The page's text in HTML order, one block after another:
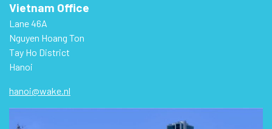
Vietnam Office
Lane 46A
Nguyen Hoang Ton
Tay Ho District
Hanoi
hanoi@wake.nl